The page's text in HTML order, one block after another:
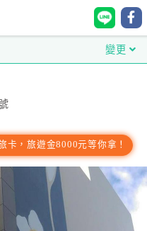
變更
卡，旅遊金8000元等你拿！